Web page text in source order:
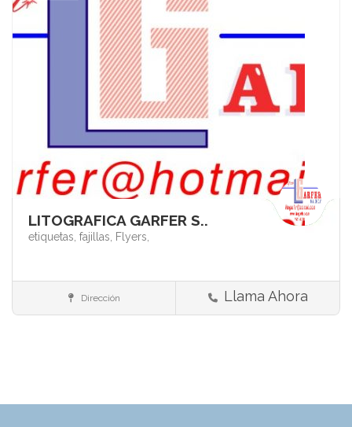
LITOGRAFICA GARFER S..
etiquetas, fajillas, Flyers,
Impresión y acabados
Dirección Llama Ahora